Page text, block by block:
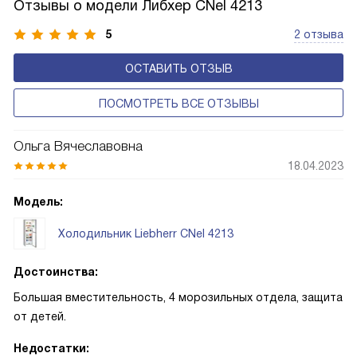
Отзывы о модели Либхер CNel 4213
5 2 отзыва
ОСТАВИТЬ ОТЗЫВ
ПОСМОТРЕТЬ ВСЕ ОТЗЫВЫ
Ольга Вячеславовна
18.04.2023
Модель:
Холодильник Liebherr CNel 4213
Достоинства:
Большая вместительность, 4 морозильных отдела, защита
от детей.
Недостатки: